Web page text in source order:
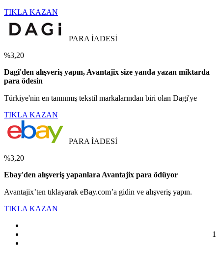
TIKLA KAZAN
PARA İADESİ
%3,20
Dagi'den alışveriş yapın, Avantajix size yanda yazan miktarda
para ödesin
Türkiye'nin en tanınmış tekstil markalarından biri olan Dagi'ye
TIKLA KAZAN
PARA İADESİ
%3,20
Ebay'den alışveriş yapanlara Avantajix para ödüyor
Avantajix’ten tıklayarak eBay.com’a gidin ve alışveriş yapın.
TIKLA KAZAN
1